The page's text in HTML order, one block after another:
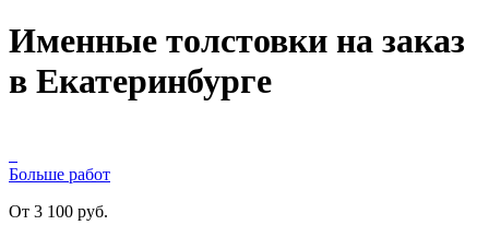
Именные толстовки на заказ
в Екатеринбурге
Больше работ
От 3 100 руб.